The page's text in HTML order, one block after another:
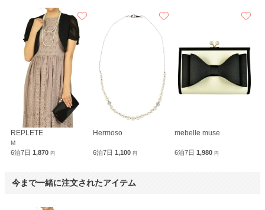
REPLETE
M
6泊7日 1,870 円
Hermoso
6泊7日 1,100 円
mebelle muse
6泊7日1,980円
今まで一緒に注文されたアイテム